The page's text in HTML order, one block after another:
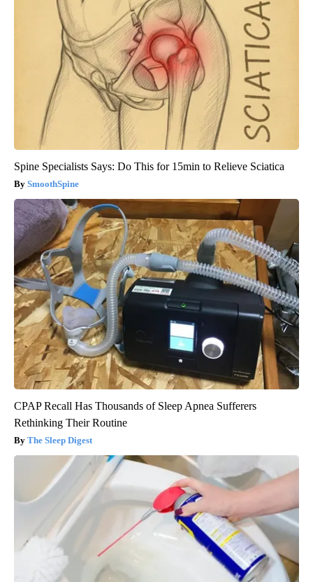
Spine Specialists Says: Do This for 15min to Relieve Sciatica
SmoothSpine
CPAP Recall Has Thousands of Sleep Apnea Sufferers
Rethinking Their Routine
The Sleep Digest